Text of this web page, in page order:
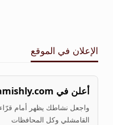
الإعلان في الموقع
أعلن في Qamishly.com
واجعل نشاطك يظهر أمام قرّاء
القامشلي وكل المحافظات